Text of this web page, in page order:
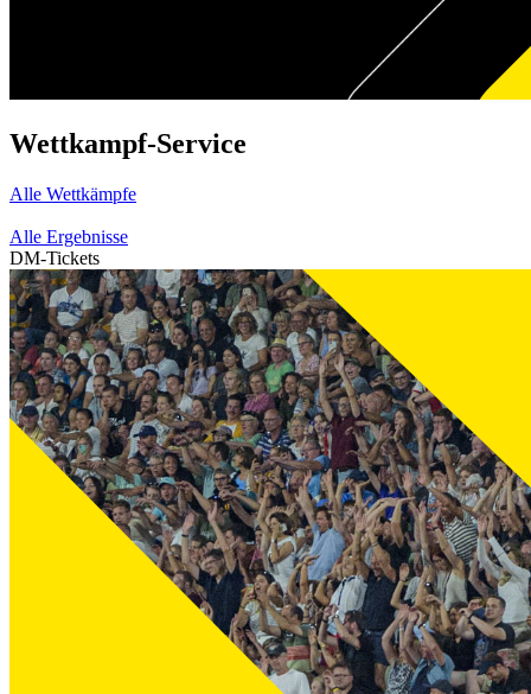
Wettkampf-Service
Alle Wettkämpfe
Alle Ergebnisse
DM-Tickets